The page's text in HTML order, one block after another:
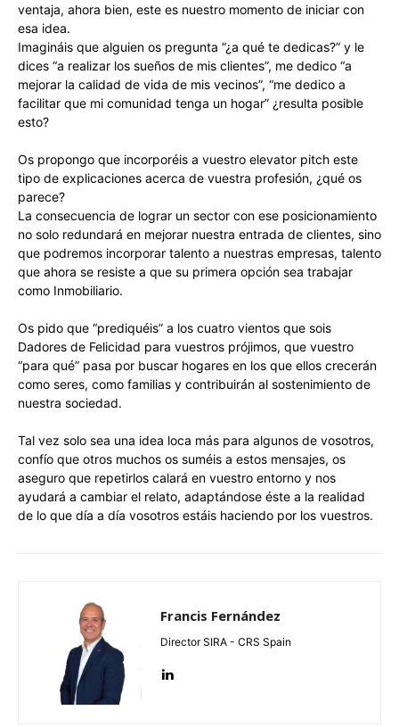
ventaja, ahora bien, este es nuestro momento de iniciar con
esa idea.
Imagináis que alguien os pregunta “¿a qué te dedicas?” y le
dices “a realizar los sueños de mis clientes”, me dedico “a
mejorar la calidad de vida de mis vecinos”, “me dedico a
facilitar que mi comunidad tenga un hogar” ¿resulta posible
esto?
Os propongo que incorporéis a vuestro elevator pitch este
tipo de explicaciones acerca de vuestra profesión, ¿qué os
parece?
La consecuencia de lograr un sector con ese posicionamiento
no solo redundará en mejorar nuestra entrada de clientes, sino
que podremos incorporar talento a nuestras empresas, talento
que ahora se resiste a que su primera opción sea trabajar
como Inmobiliario.
Os pido que “prediquéis” a los cuatro vientos que sois
Dadores de Felicidad para vuestros prójimos, que vuestro
“para qué” pasa por buscar hogares en los que ellos crecerán
como seres, como familias y contribuirán al sostenimiento de
nuestra sociedad.
Tal vez solo sea una idea loca más para algunos de vosotros,
confío que otros muchos os suméis a estos mensajes, os
aseguro que repetirlos calará en vuestro entorno y nos
ayudará a cambiar el relato, adaptándose éste a la realidad
de lo que día a día vosotros estáis haciendo por los vuestros.
Francis Fernández
Director SIRA - CRS Spain